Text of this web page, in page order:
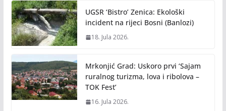
UGSR ‘Bistro’ Zenica: Ekološki
incident na rijeci Bosni (Banlozi)
18. Jula 2026.
Mrkonjić Grad: Uskoro prvi ‘Sajam
ruralnog turizma, lova i ribolova –
TOK Fest’
16. Jula 2026.